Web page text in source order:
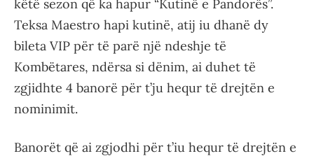
këtë sezon që ka hapur “Kutinë e Pandorës”.
Teksa Maestro hapi kutinë, atij iu dhanë dy
bileta VIP për të parë një ndeshje të
Kombëtares, ndërsa si dënim, ai duhet të
zgjidhte 4 banorë për t’ju hequr të drejtën e
nominimit.
Banorët që ai zgjodhi për t’iu hequr të drejtën e